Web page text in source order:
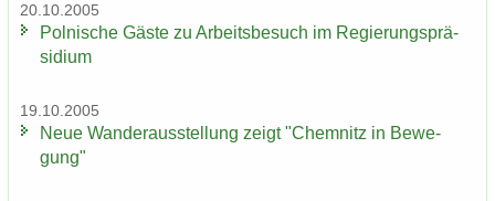
20.10.2005
Pol­ni­sche Gäste zu Ar­beits­be­such im Re­gie­rungs­prä­
si­di­um
19.10.2005
Neue Wan­der­aus­stel­lung zeigt "Chem­nitz in Be­we­
gung"